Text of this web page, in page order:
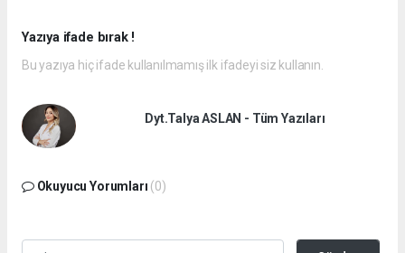
Yazıya ifade bırak !
Bu yazıya hiç ifade kullanılmamış ilk ifadeyi siz kullanın.
Dyt.Talya ASLAN - Tüm Yazıları
Okuyucu Yorumları (0)